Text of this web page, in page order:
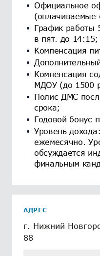
Официальное
(оплачиваемые
График работы
в пят. до 14:15;
Компенсация
Компенсация
МДОУ (до 1500
Полис ДМС
срока;
Годовой бонус
Уровень
ежемесячно.
обсуждается
финальным
АДРЕС
г. Нижний
88